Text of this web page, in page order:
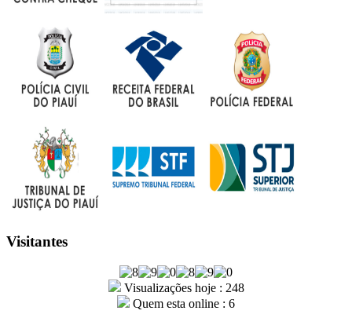
Visitantes
Visualizações hoje : 248
Quem esta online : 6